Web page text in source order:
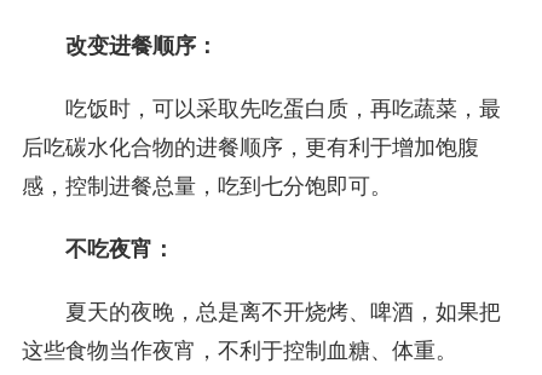
改变进餐顺序：
吃饭时，可以采取先吃蛋白质，再吃蔬菜，最
后吃碳水化合物的进餐顺序，更有利于增加饱腹
感，控制进餐总量，吃到七分饱即可。
不吃夜宵：
夏天的夜晚，总是离不开烧烤、啤酒，如果把
这些食物当作夜宵，不利于控制血糖、体重。